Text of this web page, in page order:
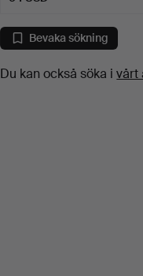
Bevaka sökning
Du kan också söka ivårt